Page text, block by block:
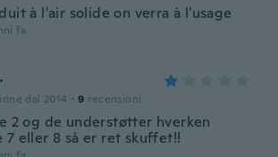
à l'air solide on verra à l'usage
fa
dal 2014 · 9 recensioni
2 og de understøtter hverken
7 eller 8 så er ret skuffet!!